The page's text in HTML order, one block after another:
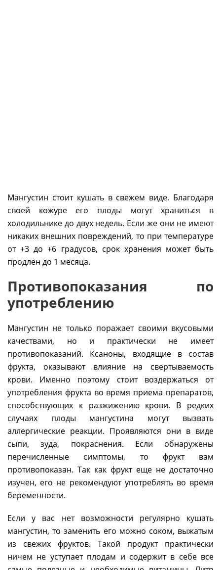
Мангустин стоит кушать в свежем виде. Благодаря
своей кожуре его плоды могут храниться в
холодильнике до двух недель. Если же они не имеют
никаких внешних повреждений, то при температуре
от +3 до +6 градусов, срок хранения может быть
продлен до 1 месяца.
Противопоказания по
употреблению
Мангустин не только поражает своими вкусовыми
качествами, но и практически не имеет
противопоказаний. Ксаноны, входящие в состав
фрукта, оказывают влияние на свертываемость
крови. Именно поэтому стоит воздержаться от
употребления фрукта во время приема препаратов,
способствующих к разжижению крови. В редких
случаях плоды мангустина могут вызвать
аллергические реакции. Проявляются они в виде
сыпи, зуда, покраснения. Если обнаружены
перечисленные симптомы, то фрукт вам
противопоказан. Так как фрукт еще не достаточно
изучен, его не рекомендуют употреблять во время
беременности.
Если у вас нет возможности регулярно кушать
мангустин, то заменить его можно соком, выжатым
из свежих фруктов. Такой продукт практически
ничем не уступает плодам и содержит в себе все